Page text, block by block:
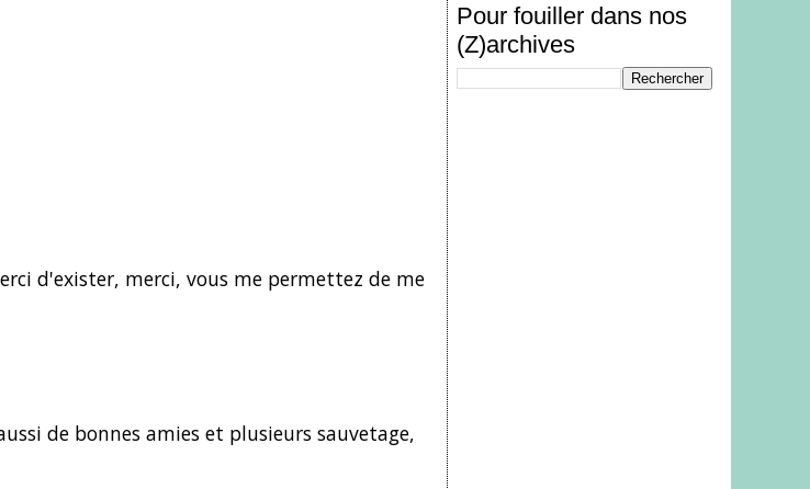
d'exister, merci, vous me permettez de me
de bonnes amies et plusieurs sauvetage,
Pour fouiller dans nos
(Z)archives